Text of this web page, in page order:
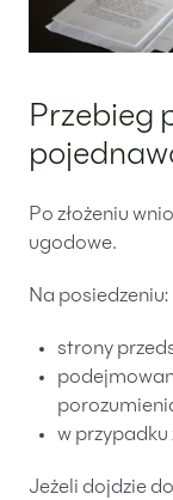
Przebieg
Po złożeniu
ugodowe.
Na posiedzeniu:
strony
w
Jeżeli dojdzie